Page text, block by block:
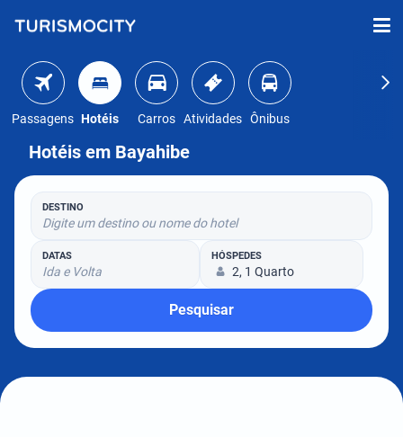
Passagens Hotéis Carros Atividades Ônibus
Hotéis em Bayahibe
DESTINO
Digite um destino ou nome do hotel
DATAS
Ida e Volta
HÓSPEDES
2, 1 Quarto
Pesquisar